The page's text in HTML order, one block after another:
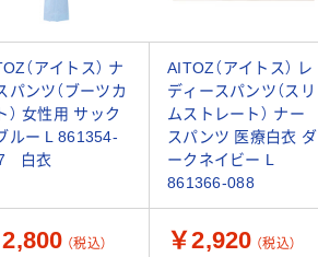
（アイトス） ナ
パンツ（ブーツカ
） 女性用 サック
ルー L 861354-
白衣
AITOZ（アイトス） レ
ディースパンツ（スリ
ムストレート） ナー
スパンツ 医療白衣 ダ
ークネイビー L
861366-088
（税込） ￥2,920 （税込）